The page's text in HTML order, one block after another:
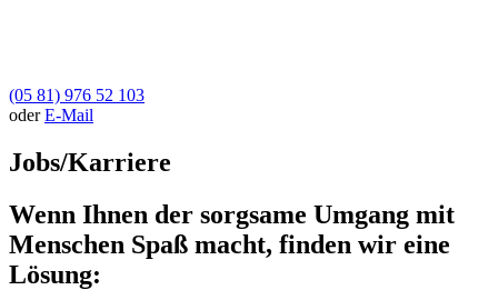
(05 81) 976 52 103
oderE-Mail
Jobs/Karriere
Wenn Ihnen der sorgsame Umgang mit
Menschen Spaß macht, finden wir eine
Lösung: